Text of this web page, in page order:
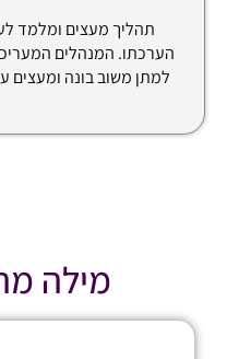
תהליך מעצים ומלמד
הערכתו. המנהלים
למתן משוב בונה ומעצים
מילה